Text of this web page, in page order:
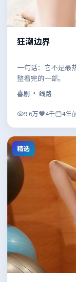
狂潮边界
一句话：它不是最
整看完的一部。
喜剧 · 线路
9.6万 4千 4年
精选